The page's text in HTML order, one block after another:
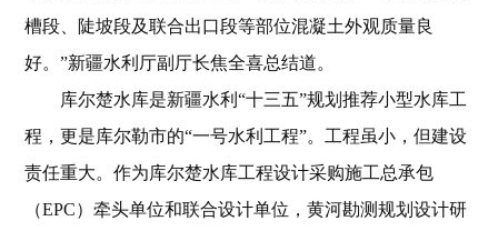
槽段、陡坡段及联合出口段等部位混凝土外观质量良
好。”新疆水利厅副厅长焦全喜总结道。
库尔楚水库是新疆水利“十三五”规划推荐小型水库工
程，更是库尔勒市的“一号水利工程”。工程虽小，但建设
责任重大。作为库尔楚水库工程设计采购施工总承包
（EPC）牵头单位和联合设计单位，黄河勘测规划设计研